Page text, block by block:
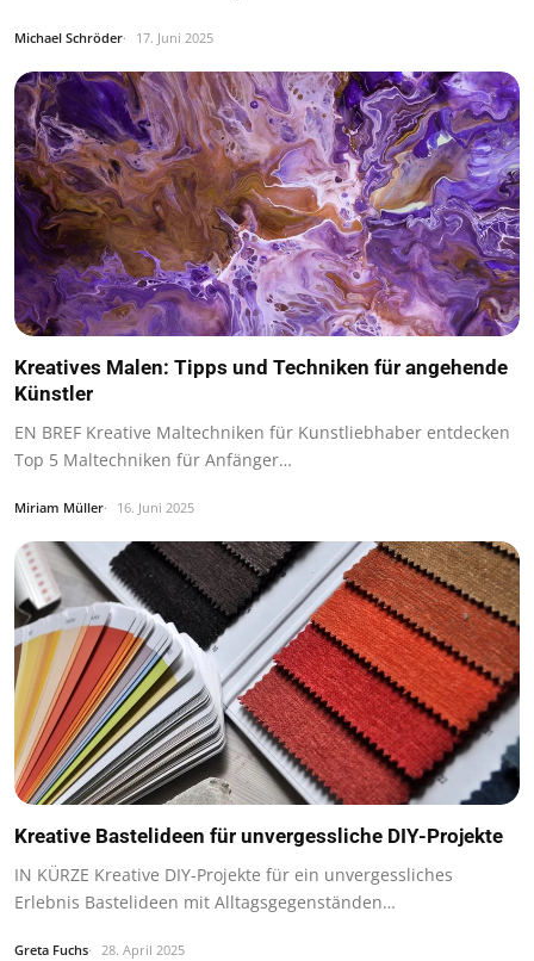
Michael Schröder 17. Juni 2025
Kreatives Malen: Tipps und Techniken für angehende
Künstler
EN BREF Kreative Maltechniken für Kunstliebhaber entdecken
Top 5 Maltechniken für Anfänger…
Miriam Müller 16. Juni 2025
Kreative Bastelideen für unvergessliche DIY-Projekte
IN KÜRZE Kreative DIY-Projekte für ein unvergessliches
Erlebnis Bastelideen mit Alltagsgegenständen…
Greta Fuchs 28. April 2025